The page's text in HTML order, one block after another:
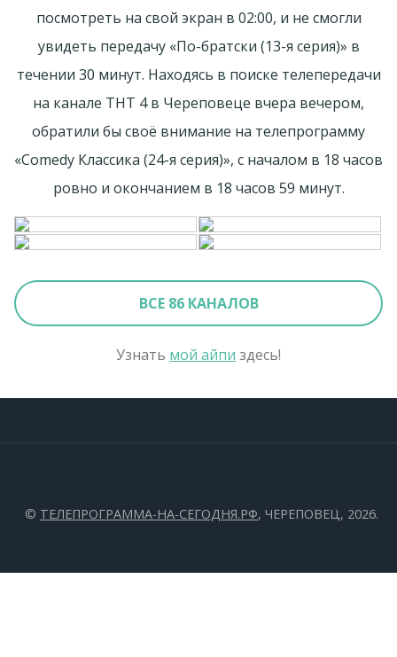
посмотреть на свой экран в 02:00, и не смогли
увидеть передачу «По-братски (13-я серия)» в
течении 30 минут. Находясь в поиске телепередачи
на канале ТНТ 4 в Череповеце вчера вечером,
обратили бы своё внимание на телепрограмму
«Comedy Классика (24-я серия)», с началом в 18 часов
ровно и окончанием в 18 часов 59 минут.
ВСЕ 86 КАНАЛОВ
Узнать мой айпи здесь!
© ТЕЛЕПРОГРАММА-НА-СЕГОДНЯ.РФ, ЧЕРЕПОВЕЦ, 2026.